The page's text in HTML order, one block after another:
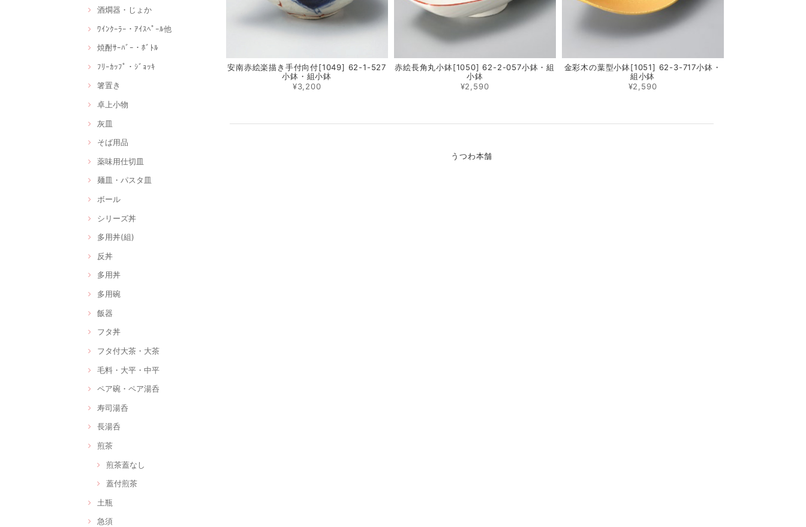
酒燗器・じょか
ﾜｲﾝｸｰﾗｰ・ｱｲｽﾍﾟｰﾙ他
焼酎ｻｰﾊﾞｰ・ﾎﾞﾄﾙ
ﾌﾘｰｶｯﾌﾟ・ｼﾞｮｯｷ
箸置き
卓上小物
灰皿
そば用品
薬味用仕切皿
麺皿・パスタ皿
ボール
シリーズ丼
多用丼(組)
反丼
多用丼
多用碗
飯器
フタ丼
フタ付大茶・大茶
毛料・大平・中平
ペア碗・ペア湯呑
寿司湯呑
長湯呑
煎茶
煎茶蓋なし
蓋付煎茶
土瓶
急須
安南赤絵楽描き手付向付[1049] 62-1-527
小鉢・組小鉢
¥3,200
赤絵長角丸小鉢[1050] 62-2-057小鉢・組
小鉢
¥2,590
金彩木の葉型小鉢[1051] 62-3-717小鉢・
組小鉢
¥2,590
うつわ本舗